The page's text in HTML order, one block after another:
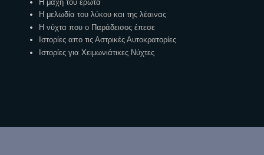
Η μάχη του έρωτα
Η μελωδία του λύκου και της λέαινας
Η νύχτα που ο Παράδεισος έπεσε
Ιστορίες απο τις Αστρικές Αυτοκρατορίες
Ιστορίες για Χειμωνιάτικες Νύχτες